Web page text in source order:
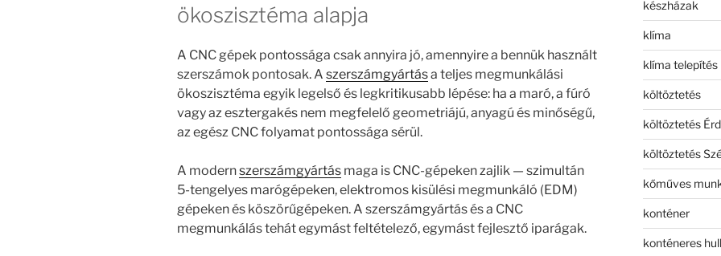
ökoszisztéma alapja
A CNC gépek pontossága csak annyira jó, amennyire a bennük használt
szerszámok pontosak. A szerszámgyártása teljes megmunkálási
ökoszisztéma egyik legelső és legkritikusabb lépése: ha a maró, a fúró
vagy az esztergakés nem megfelelő geometriájú, anyagú és minőségű,
az egész CNC folyamat pontossága sérül.
A modernszerszámgyártás maga is CNC-gépeken zajlik — szimultán
5-tengelyes marógépeken, elektromos kisülési megmunkáló (EDM)
gépeken és köszörűgépeken. A szerszámgyártás és a CNC
megmunkálás tehát egymást feltételező, egymást fejlesztő iparágak.
készházak
klíma
klíma telepítés
költöztetés
költöztetés Érd
költöztetés
kőműves
konténer
konténeres